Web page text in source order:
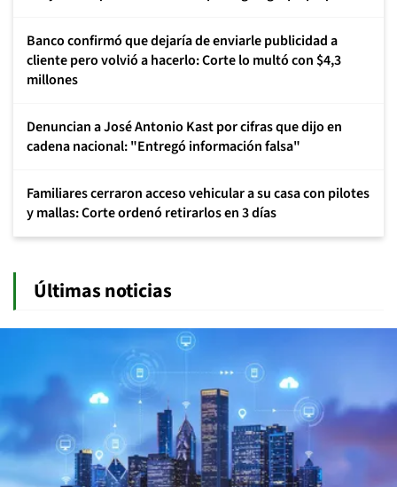
Banco confirmó que dejaría de enviarle publicidad a
cliente pero volvió a hacerlo: Corte lo multó con $4,3
millones
Denuncian a José Antonio Kast por cifras que dijo en
cadena nacional: "Entregó información falsa"
Familiares cerraron acceso vehicular a su casa con pilotes
y mallas: Corte ordenó retirarlos en 3 días
Últimas noticias